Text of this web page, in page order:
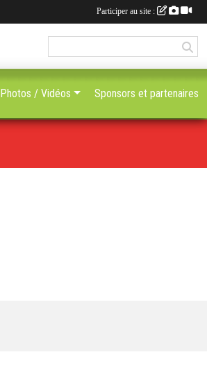
Photos / Vidéos Sponsors et partenaires
Participer au site :